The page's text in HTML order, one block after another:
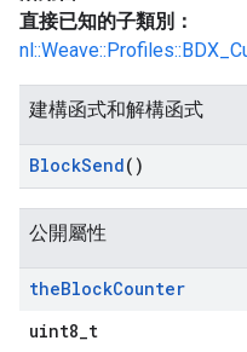
直接已知的子類別：
建構函式和解構函式
BlockSend()
公開屬性
theBlockCounter
uint8_t